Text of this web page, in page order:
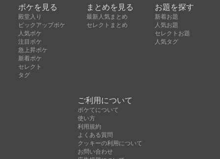
ボケを見る
殿堂入り
ピックアップボケ
人気ボケ
注目ボケ
急上昇ボケ
新着ボケ
セレクト
タグ
まとめを見る
最新人気まとめ
セレクトまとめ
お題を探す
新着お題
人気お題
セレクトお題
人気タグ
ご利用について
ボケてについて
使い方
利用規約
よくある質問
クッキーの利用について
お問い合わせ